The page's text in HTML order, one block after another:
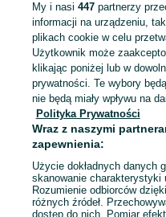
Mapa kategorii
Mapa miejscowości
Mapa ministron
Popularne wyszukiwania
My i nasi 447partnerzy
informacji na urządzeniu,
plikach cookie w celu
Użytkownik może
klikając poniżej lub w
prywatności. Te wybory
nie będą miały wpływu na
Polityka Prywatności
Wraz z naszymi
zapewnienia:
Użycie dokładnych danych
skanowanie charakterystyki
Rozumienie odbiorców
różnych źródeł.
dostęp do nich. Pomiar